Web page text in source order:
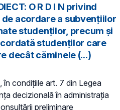
O R D I N privind
acordare a subvențiilor
studenților, precum și
studenților care
decât căminele (...)
condiţiile art. 7 din Legea
decizională în administraţia
preliminare